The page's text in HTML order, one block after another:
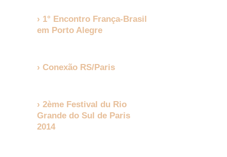
1° Encontro França-Brasil
em Porto Alegre
Conexão RS/Paris
2ème Festival du Rio
Grande do Sul de Paris
2014